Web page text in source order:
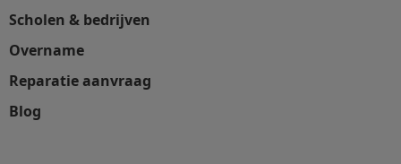
Scholen & bedrijven
Overname
Reparatie aanvraag
Blog